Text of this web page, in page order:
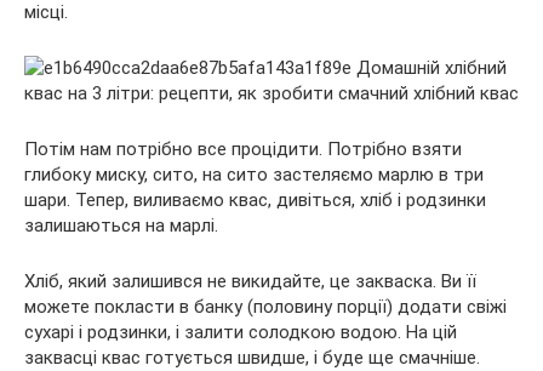
місці.
Потім нам потрібно все процідити. Потрібно взяти
глибоку миску, сито, на сито застеляємо марлю в три
шари. Тепер, виливаємо квас, дивіться, хліб і родзинки
залишаються на марлі.
Хліб, який залишився не викидайте, це закваска. Ви її
можете покласти в банку (половину порції) додати свіжі
сухарі і родзинки, і залити солодкою водою. На цій
заквасці квас готується швидше, і буде ще смачніше.